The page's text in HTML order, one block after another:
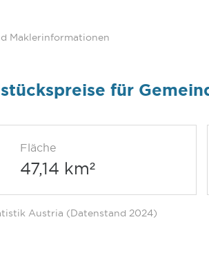
Maklerinformationen
für
Fläche
47,14 km²
Austria (Datenstand 2024)